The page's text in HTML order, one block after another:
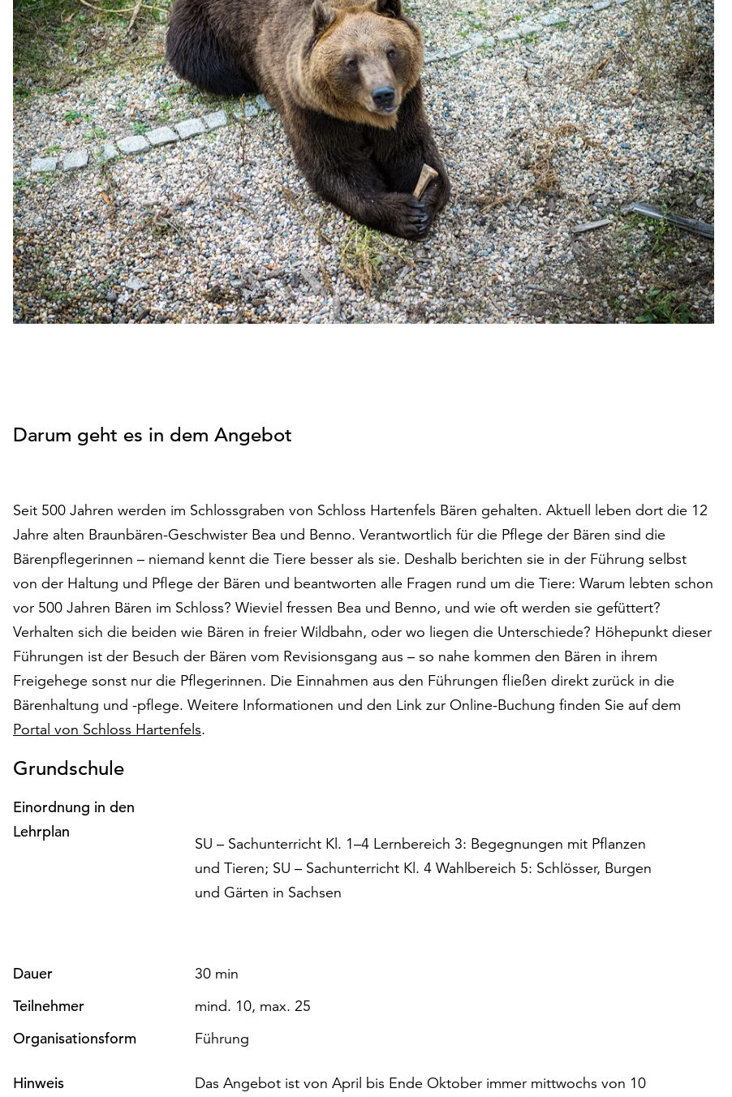
Darum geht es in dem Angebot
Seit 500 Jahren werden im Schlossgraben von Schloss Hartenfels Bären gehalten. Aktuell leben dort die 12
Jahre alten Braunbären-Geschwister Bea und Benno. Verantwortlich für die Pflege der Bären sind die
Bärenpflegerinnen – niemand kennt die Tiere besser als sie. Deshalb berichten sie in der Führung selbst
von der Haltung und Pflege der Bären und beantworten alle Fragen rund um die Tiere: Warum lebten schon
vor 500 Jahren Bären im Schloss? Wieviel fressen Bea und Benno, und wie oft werden sie gefüttert?
Verhalten sich die beiden wie Bären in freier Wildbahn, oder wo liegen die Unterschiede? Höhepunkt dieser
Führungen ist der Besuch der Bären vom Revisionsgang aus – so nahe kommen den Bären in ihrem
Freigehege sonst nur die Pflegerinnen. Die Einnahmen aus den Führungen fließen direkt zurück in die
Bärenhaltung und -pflege. Weitere Informationen und den Link zur Online-Buchung finden Sie auf dem
Portal von Schloss Hartenfels.
Grundschule
Einordnung in den
Lehrplan
SU – Sachunterricht Kl. 1–4 Lernbereich 3: Begegnungen mit Pflanzen
und Tieren; SU – Sachunterricht Kl. 4 Wahlbereich 5: Schlösser, Burgen
und Gärten in Sachsen
Dauer
30 min
Teilnehmer
mind. 10, max. 25
Organisationsform
Führung
Hinweis
Das Angebot ist von April bis Ende Oktober immer mittwochs von 10